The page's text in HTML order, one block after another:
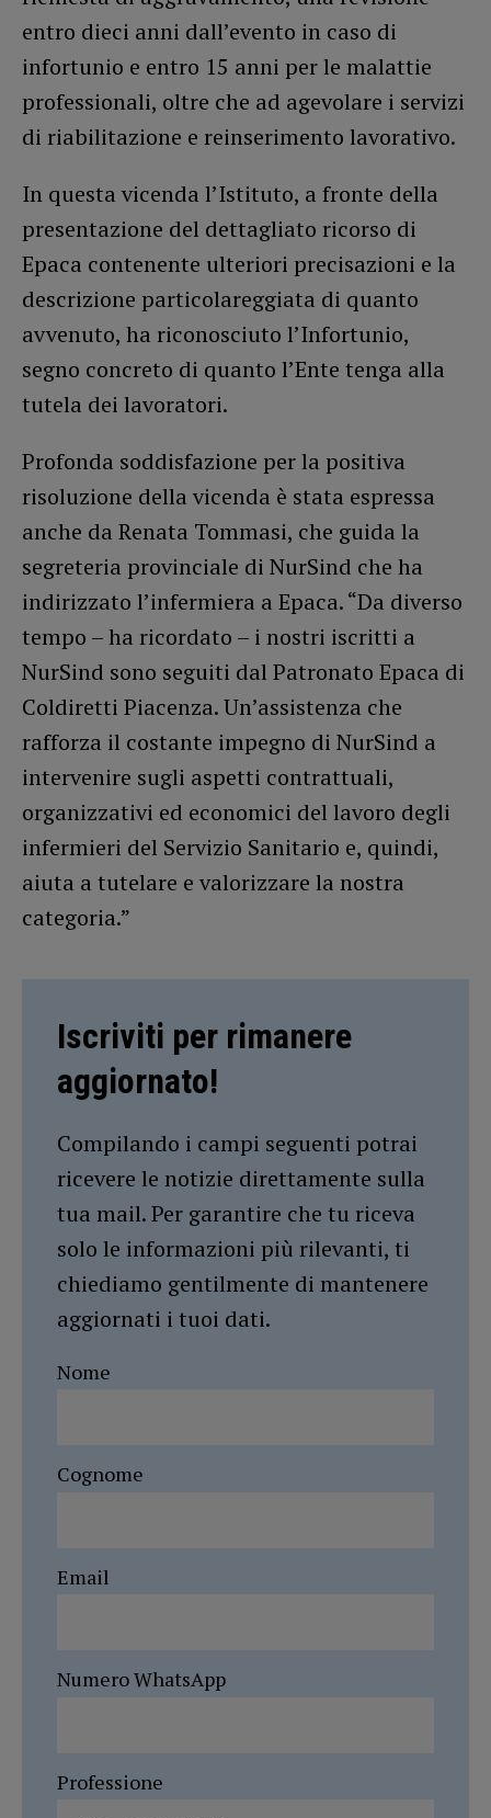
entro dieci anni dall’evento in caso di
infortunio e entro 15 anni per le malattie
professionali, oltre che ad agevolare i servizi
di riabilitazione e reinserimento lavorativo.
In questa vicenda l’Istituto, a fronte della
presentazione del dettagliato ricorso di
Epaca contenente ulteriori precisazioni e la
descrizione particolareggiata di quanto
avvenuto, ha riconosciuto l’Infortunio,
segno concreto di quanto l’Ente tenga alla
tutela dei lavoratori.
Profonda soddisfazione per la positiva
risoluzione della vicenda è stata espressa
anche da Renata Tommasi, che guida la
segreteria provinciale di NurSind che ha
indirizzato l’infermiera a Epaca. “Da diverso
tempo – ha ricordato – i nostri iscritti a
NurSind sono seguiti dal Patronato Epaca di
Coldiretti Piacenza. Un’assistenza che
rafforza il costante impegno di NurSind a
intervenire sugli aspetti contrattuali,
organizzativi ed economici del lavoro degli
infermieri del Servizio Sanitario e, quindi,
aiuta a tutelare e valorizzare la nostra
categoria.”
Iscriviti per rimanere
aggiornato!
Compilando i campi seguenti potrai
ricevere le notizie direttamente sulla
tua mail. Per garantire che tu riceva
solo le informazioni più rilevanti, ti
chiediamo gentilmente di mantenere
aggiornati i tuoi dati.
Nome
Cognome
Email
Numero WhatsApp
Professione